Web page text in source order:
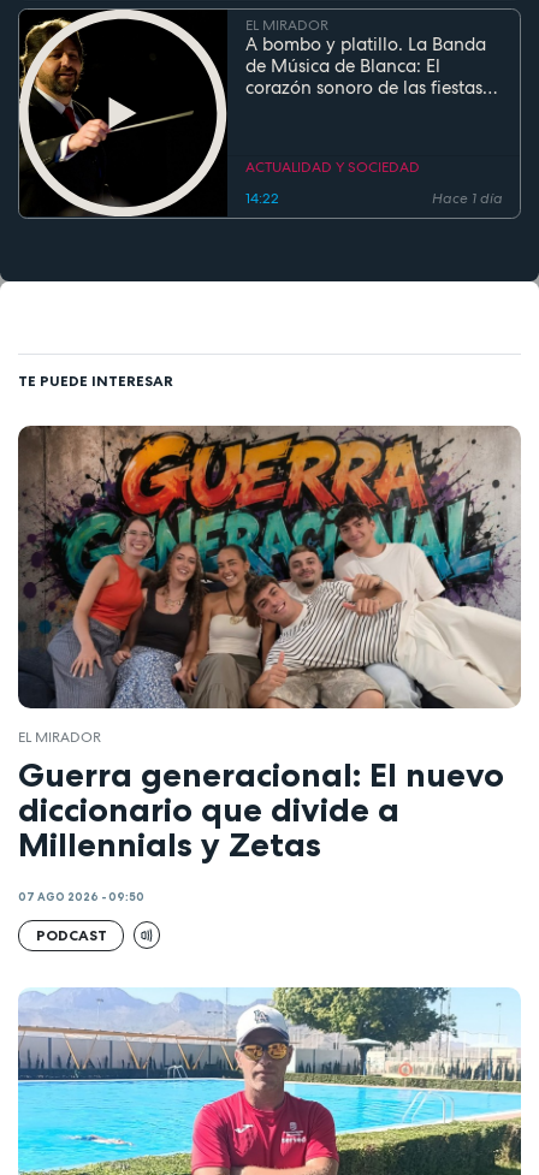
EL MIRADOR
A bombo y platillo. La Banda
de Música de Blanca: El
corazón sonoro de las fiestas
ACTUALIDAD Y SOCIEDAD
14:22
Hace 1 día
TE PUEDE INTERESAR
EL MIRADOR
Guerra generacional: El nuevo
diccionario que divide a
Millennials y Zetas
07 AGO 2026 - 09:50
PODCAST